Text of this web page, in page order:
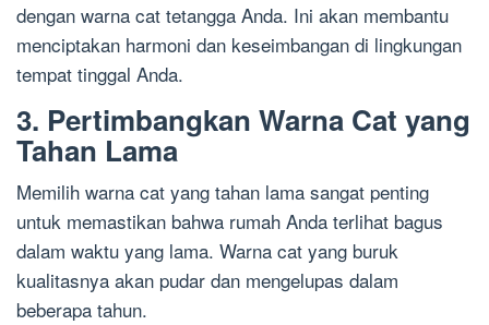
dengan warna cat tetangga Anda. Ini akan membantu
menciptakan harmoni dan keseimbangan di lingkungan
tempat tinggal Anda.
3. Pertimbangkan Warna Cat yang
Tahan Lama
Memilih warna cat yang tahan lama sangat penting
untuk memastikan bahwa rumah Anda terlihat bagus
dalam waktu yang lama. Warna cat yang buruk
kualitasnya akan pudar dan mengelupas dalam
beberapa tahun.